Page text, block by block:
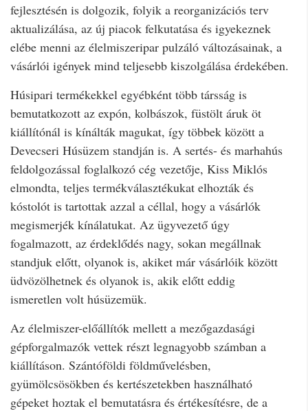
fejlesztésén is dolgozik, folyik a reorganizációs terv
aktualizálása, az új piacok felkutatása és igyekeznek
elébe menni az élelmiszeripar pulzáló változásainak, a
vásárlói igények mind teljesebb kiszolgálása érdekében.
Húsipari termékekkel egyébként több társság is
bemutatkozott az expón, kolbászok, füstölt áruk öt
kiállítónál is kínálták magukat, így többek között a
Devecseri Húsüzem standján is. A sertés- és marhahús
feldolgozással foglalkozó cég vezetője, Kiss Miklós
elmondta, teljes termékválasztékukat elhozták és
kóstolót is tartottak azzal a céllal, hogy a vásárlók
megismerjék kínálatukat. Az ügyvezető úgy
fogalmazott, az érdeklődés nagy, sokan megállnak
standjuk előtt, olyanok is, akiket már vásárlóik között
üdvözölhetnek és olyanok is, akik előtt eddig
ismeretlen volt húsüzemük.
Az élelmiszer-előállítók mellett a mezőgazdasági
gépforgalmazók vettek részt legnagyobb számban a
kiállításon. Szántóföldi földművelésben,
gyümölcsösökben és kertészetekben használható
gépeket hoztak el bemutatásra és értékesítésre, de a